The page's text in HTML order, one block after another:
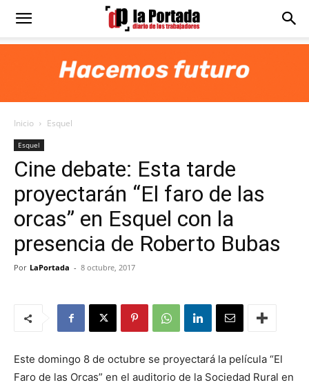
Diario
Portada
Inicio Esquel
Esquel
Cine debate: Esta tarde
proyectarán “El faro de las
orcas” en Esquel con la
presencia de Roberto Bubas
Por LaPortada - 8 octubre, 2017
Este domingo 8 de octubre se proyectará la película “El
Faro de las Orcas” en el auditorio de la Sociedad Rural en